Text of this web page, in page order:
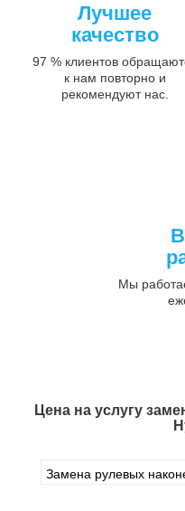
Лучшее
качество
97 % клиентов
к нам повторно и
рекомендуют нас.
Мы
Цена на услугу
Замена рулевых